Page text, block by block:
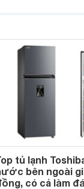
nhiều công nghệ.
tủ lạnh
bên ngoài
có cả làm